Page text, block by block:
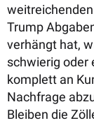
Trump
verhängt hat,
schwierig oder
komplett an
Nachfrage
Bleiben die